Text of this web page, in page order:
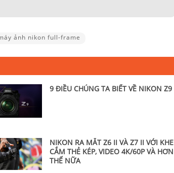
ảnh nikon full-frame
9 ĐIỀU CHÚNG TA BIẾT VỀ NIKON Z9
NIKON RA MẮT Z6 II VÀ Z7 II VỚI KHE
CẮM THẺ KÉP, VIDEO 4K/60P VÀ HƠN
THẾ NỮA